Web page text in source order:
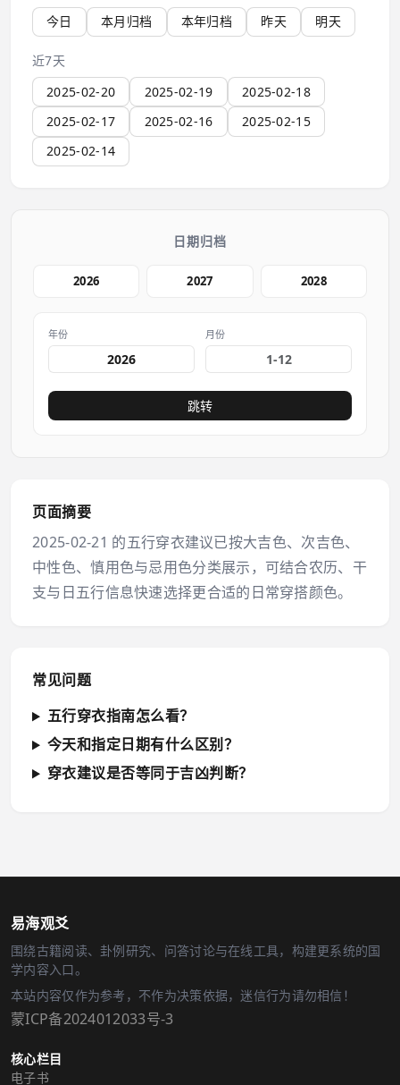
今日 本月归档 本年归档 昨天 明天
近7天
2025-02-20
2025-02-19
2025-02-18
2025-02-17
2025-02-16
2025-02-15
2025-02-14
日期归档
2026 2027 2028
年份 月份
跳转
页面摘要
2025-02-21 的五行穿衣建议已按大吉色、次吉色、
中性色、慎用色与忌用色分类展示，可结合农历、干
支与日五行信息快速选择更合适的日常穿搭颜色。
常见问题
五行穿衣指南怎么看？
今天和指定日期有什么区别？
穿衣建议是否等同于吉凶判断？
易海观爻
围绕古籍阅读、卦例研究、问答讨论与在线工具，构建更系统的国
学内容入口。
本站内容仅作为参考，不作为决策依据，迷信行为请勿相信！
蒙ICP备2024012033号-3
核心栏目
电子书